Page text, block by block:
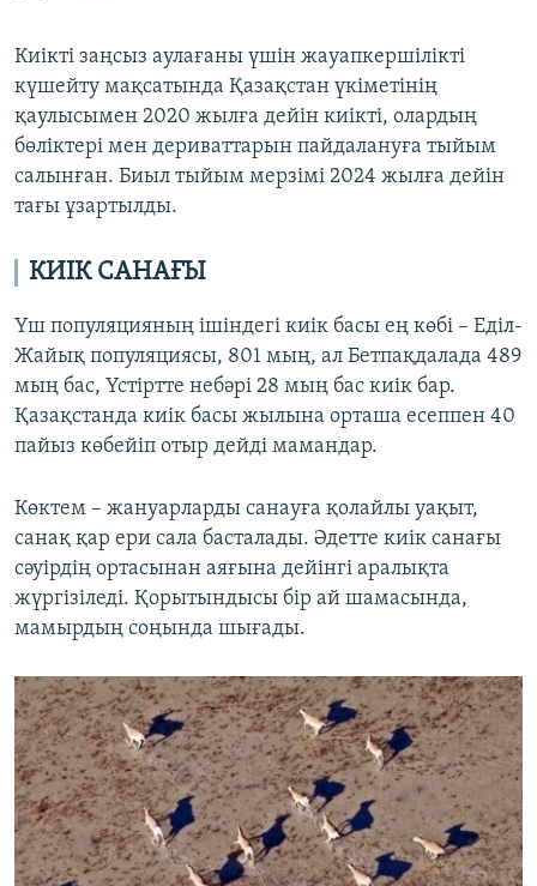
Киікті заңсыз аулағаны үшін жауапкершілікті
күшейту мақсатында Қазақстан үкіметінің
қаулысымен 2020 жылға дейін киікті, олардың
бөліктері мен дериваттарын пайдалануға тыйым
салынған. Биыл тыйым мерзімі 2024 жылға дейін
тағы ұзартылды.
КИІК САНАҒЫ
Үш популяцияның ішіндегі киік басы ең көбі – Еділ-
Жайық популяциясы, 801 мың, ал Бетпақдалада 489
мың бас, Үстіртте небәрі 28 мың бас киік бар.
Қазақстанда киік басы жылына орташа есеппен 40
пайыз көбейіп отыр дейді мамандар.
Көктем – жануарларды санауға қолайлы уақыт,
санақ қар ери сала басталады. Әдетте киік санағы
сәуірдің ортасынан аяғына дейінгі аралықта
жүргізіледі. Қорытындысы бір ай шамасында,
мамырдың соңында шығады.